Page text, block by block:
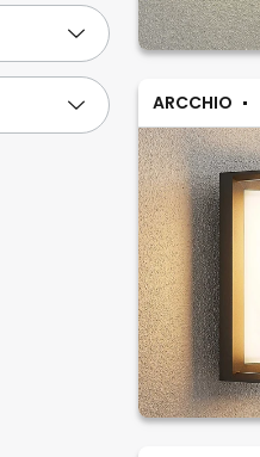
ARCCHIO